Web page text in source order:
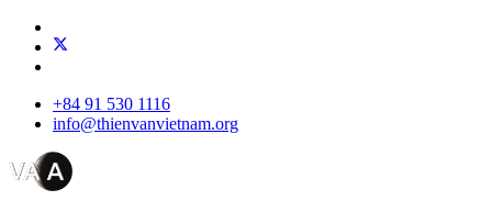
+84 91 530 1116
info@thienvanvietnam.org